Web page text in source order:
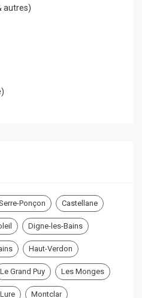
autres)
Ponçon Castellane
Digne-les-Bains
Haut-Verdon
Le Grand Puy Les Monges
Montclar